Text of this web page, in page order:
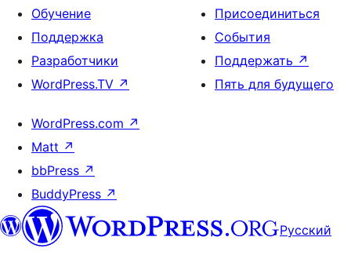
Обучение
Поддержка
Разработчики
WordPress.TV ↗
Присоединиться
События
Поддержать ↗
Пять для будущего
WordPress.com ↗
Matt ↗
bbPress ↗
BuddyPress ↗
Русский